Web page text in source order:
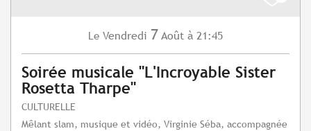
Le Vendredi 7 Août à 21:45
Soirée musicale "L'Incroyable Sister
Rosetta Tharpe"
CULTURELLE
Mêlant slam, musique et vidéo, Virginie Séba, accompagnée